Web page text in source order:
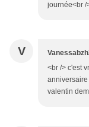
journée<br /
V
<br /> c'est
valentin